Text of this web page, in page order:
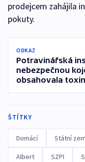
prodejcem zahájila
pokuty.
ODKAZ
Potravinářská
nebezpečnou
obsahovala toxin
ŠTÍTKY
Domácí Státní
Albert SZPI